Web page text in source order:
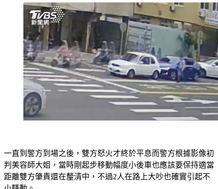
一直到警方到場之後，雙方怒火才終於平息而警方根據影像初
判美容師大姐，當時剛起步移動幅度小後車也應該要保持適當
距離雙方肇責還在釐清中，不過2人在路上大吵也確實引起不